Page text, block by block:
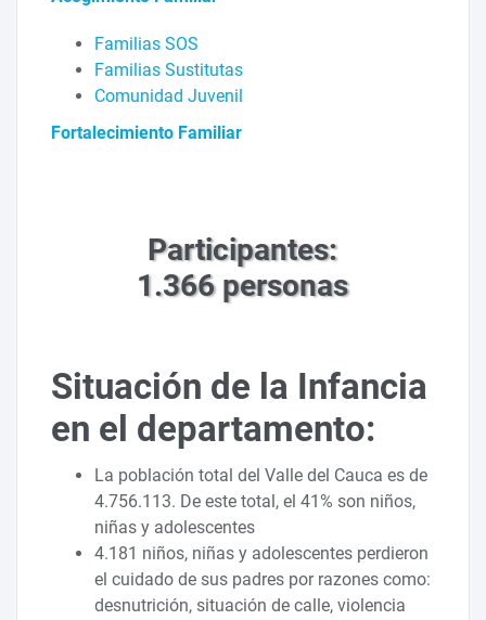
Familias SOS
Familias Sustitutas
Comunidad Juvenil
Fortalecimiento Familiar
Participantes:
1.366 personas
Situación de la Infancia
en el departamento:
La población total del Valle del Cauca es de
4.756.113. De este total, el 41% son niños,
niñas y adolescentes
4.181 niños, niñas y adolescentes perdieron
el cuidado de sus padres por razones como:
desnutrición, situación de calle, violencia